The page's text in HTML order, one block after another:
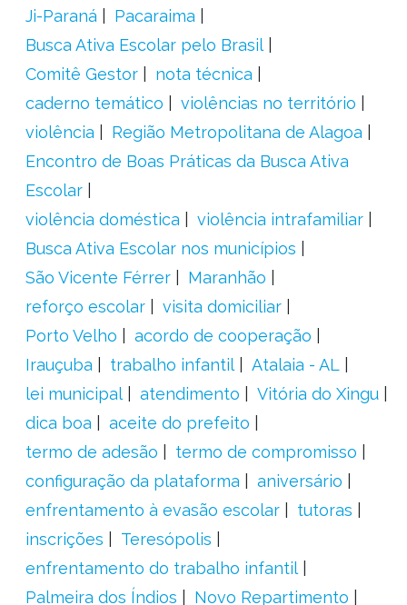
Ji-Paraná
Pacaraima
Busca Ativa Escolar pelo Brasil
Comitê Gestor
nota técnica
caderno temático
violências no território
violência
Região Metropolitana de Alagoa
Encontro de Boas Práticas da Busca Ativa
Escolar
violência doméstica
violência intrafamiliar
Busca Ativa Escolar nos municípios
São Vicente Férrer
Maranhão
reforço escolar
visita domiciliar
Porto Velho
acordo de cooperação
Irauçuba
trabalho infantil
Atalaia - AL
lei municipal
atendimento
Vitória do Xingu
dica boa
aceite do prefeito
termo de adesão
termo de compromisso
configuração da plataforma
aniversário
enfrentamento à evasão escolar
tutoras
inscrições
Teresópolis
enfrentamento do trabalho infantil
Palmeira dos Índios
Novo Repartimento